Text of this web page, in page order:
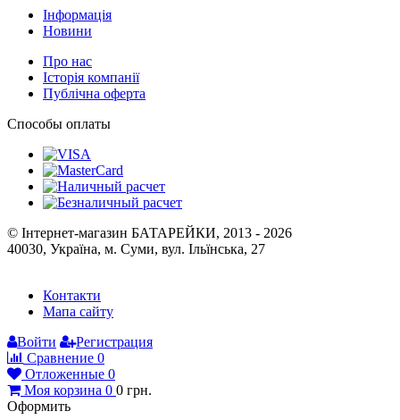
Інформація
Новини
Про нас
Історія компанії
Публічна оферта
Способы оплаты
© Інтернет-магазин БАТАРЕЙКИ, 2013 - 2026
40030, Україна, м. Суми, вул. Ільїнська, 27
Контакти
Мапа сайту
Войти
Регистрация
Сравнение 0
Отложенные 0
Моя корзина 0 0 грн.
Оформить